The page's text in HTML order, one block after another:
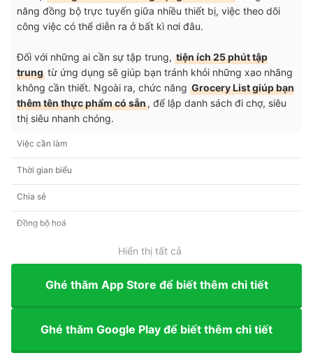
năng đồng bộ trực tuyến giữa nhiều thiết bị, việc theo dõi
công việc có thể diễn ra ở bất kì nơi đâu.
Đối với những ai cần sự tập trung, tiện ích 25 phút tập
trung từ ứng dụng sẽ giúp bạn tránh khỏi những xao nhãng
không cần thiết. Ngoài ra, chức năng Grocery List giúp bạn
thêm tên thực phẩm có sẵn, để lập danh sách đi chợ, siêu
thị siêu nhanh chóng.
Việc cần làm
Thời gian biểu
Chia sẻ
Đồng bộ hoá
Hiển thị tất cả
Ghé thăm App Store để biết thêm chi tiết
Ghé thăm Google Play để biết thêm chi tiết